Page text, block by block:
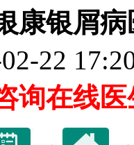
康银屑病
22
询在线医